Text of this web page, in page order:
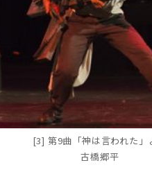
[3] 第9曲「神は言われた」
古橋郷平